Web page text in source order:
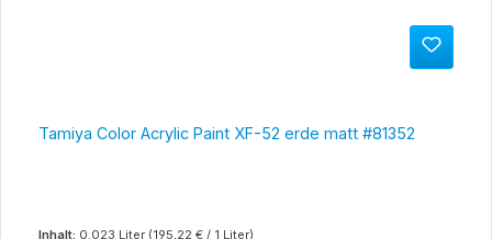
Tamiya Color Acrylic Paint XF-52 erde matt #81352
Inhalt: 0.023 Liter (195,22 € / 1 Liter)